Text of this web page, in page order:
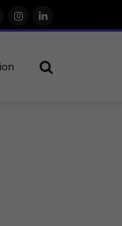
Instagram
LinkedIn